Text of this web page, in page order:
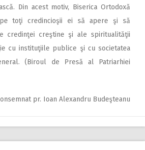
Din acest motiv, Biserica Ortodoxă
pe toţi credincioşii ei să apere şi să
credinţei creştine şi ale spiritualităţii
cu instituţiile publice şi cu societatea
(Biroul de Presă al Patriarhiei
pr. Ioan Alexandru Budeşteanu